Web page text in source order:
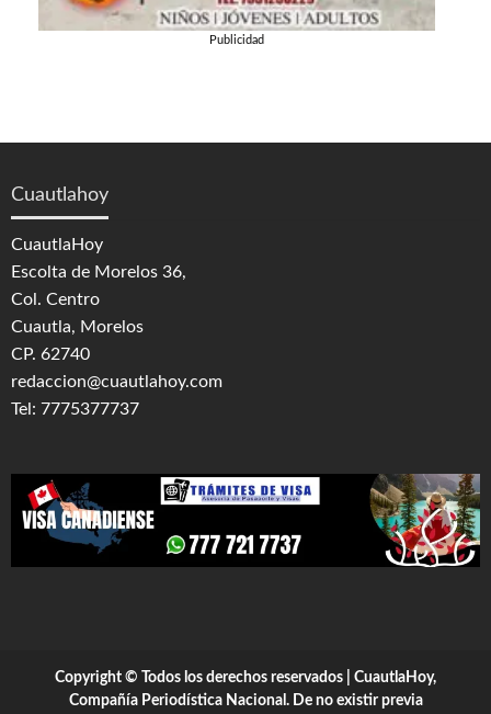
Publicidad
Cuautlahoy
CuautlaHoy
Escolta de Morelos 36,
Col. Centro
Cuautla, Morelos
CP. 62740
redaccion@cuautlahoy.com
Tel: 7775377737
Copyright © Todos los derechos reservados | CuautlaHoy,
Compañía Periodística Nacional. De no existir previa